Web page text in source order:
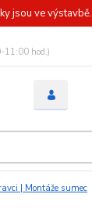
jsou ve výstavbě.
11:00 hod.)
| Montáže sumec